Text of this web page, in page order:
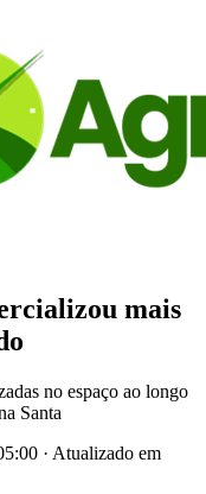
mais
no espaço ao longo
Santa
· Atualizado em